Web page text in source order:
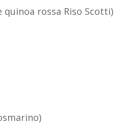
rossa Riso Scotti)